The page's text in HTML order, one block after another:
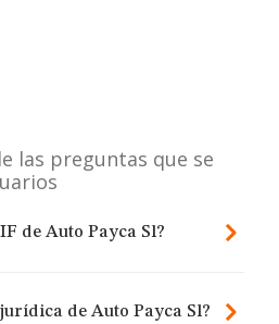
las preguntas que se
de Auto Payca Sl?
de Auto Payca Sl?